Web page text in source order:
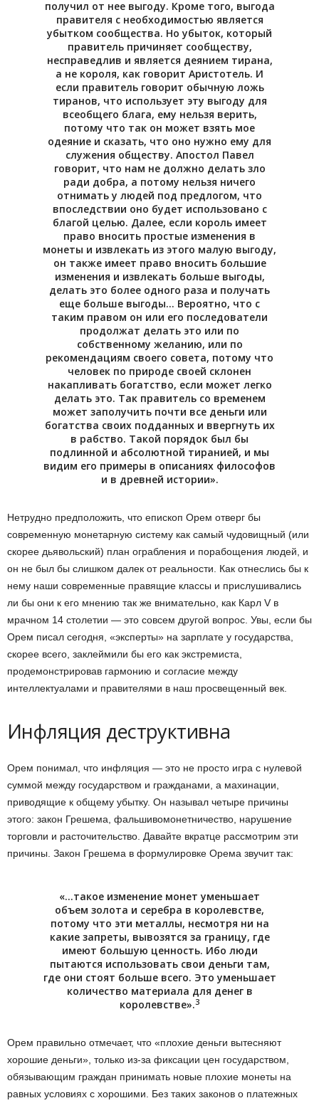
получил от нее выгоду. Кроме того, выгода
правителя с необходимостью является
убытком сообщества. Но убыток, который
правитель причиняет сообществу,
несправедлив и является деянием тирана,
а не короля, как говорит Аристотель. И
если правитель говорит обычную ложь
тиранов, что использует эту выгоду для
всеобщего блага, ему нельзя верить,
потому что так он может взять мое
одеяние и сказать, что оно нужно ему для
служения обществу. Апостол Павел
говорит, что нам не должно делать зло
ради добра, а потому нельзя ничего
отнимать у людей под предлогом, что
впоследствии оно будет использовано с
благой целью. Далее, если король имеет
право вносить простые изменения в
монеты и извлекать из этого малую выгоду,
он также имеет право вносить большие
изменения и извлекать больше выгоды,
делать это более одного раза и получать
еще больше выгоды… Вероятно, что с
таким правом он или его последователи
продолжат делать это или по
собственному желанию, или по
рекомендациям своего совета, потому что
человек по природе своей склонен
накапливать богатство, если может легко
делать это. Так правитель со временем
может заполучить почти все деньги или
богатства своих подданных и ввергнуть их
в рабство. Такой порядок был бы
подлинной и абсолютной тиранией, и мы
видим его примеры в описаниях философов
и в древней истории».
Нетрудно предположить, что епископ Орем отверг бы
современную монетарную систему как самый чудовищный (или
скорее дьявольский) план ограбления и порабощения людей, и
он не был бы слишком далек от реальности. Как отнеслись бы к
нему наши современные правящие классы и прислушивались
ли бы они к его мнению так же внимательно, как Карл V в
мрачном 14 столетии — это совсем другой вопрос. Увы, если бы
Орем писал сегодня, «эксперты» на зарплате у государства,
скорее всего, заклеймили бы его как экстремиста,
продемонстрировав гармонию и согласие между
интеллектуалами и правителями в наш просвещенный век.
Инфляция деструктивна
Орем понимал, что инфляция — это не просто игра с нулевой
суммой между государством и гражданами, а махинации,
приводящие к общему убытку. Он называл четыре причины
этого: закон Грешема, фальшивомонетничество, нарушение
торговли и расточительство. Давайте вкратце рассмотрим эти
причины. Закон Грешема в формулировке Орема звучит так:
«…такое изменение монет уменьшает
объем золота и серебра в королевстве,
потому что эти металлы, несмотря ни на
какие запреты, вывозятся за границу, где
имеют большую ценность. Ибо люди
пытаются использовать свои деньги там,
где они стоят больше всего. Это уменьшает
количество материала для денег в
королевстве».3
Орем правильно отмечает, что «плохие деньги вытесняют
хорошие деньги», только из-за фиксации цен государством,
обязывающим граждан принимать новые плохие монеты на
равных условиях с хорошими. Без таких законов о платежных